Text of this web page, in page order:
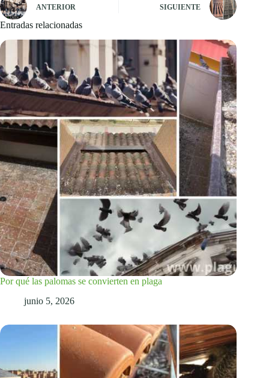
ANTERIOR SIGUIENTE
Entradas relacionadas
Por qué las palomas se convierten en plaga
junio 5, 2026